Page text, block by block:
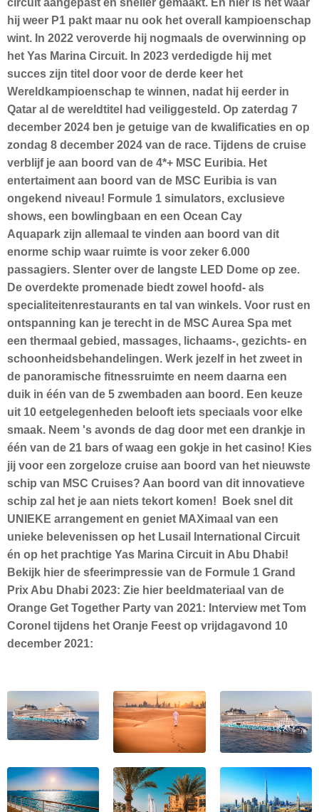
circuit aangepast en sneller gemaakt. En hier is het waar
hij weer P1 pakt maar nu ook het overall kampioenschap
wint. In 2022 veroverde hij nogmaals de overwinning op
het Yas Marina Circuit. In 2023 verdedigde hij met
succes zijn titel door voor de derde keer het
Wereldkampioenschap te winnen, nadat hij eerder in
Qatar al de wereldtitel had veiliggesteld. Op zaterdag 7
december 2024 ben je getuige van de kwalificaties en op
zondag 8 december 2024 van de race. Tijdens de cruise
verblijf je aan boord van de 4*+ MSC Euribia. Het
entertaiment aan boord van de MSC Euribia is van
ongekend niveau! Formule 1 simulators, exclusieve
shows, een bowlingbaan en een Ocean Cay
Aquapark zijn allemaal te vinden aan boord van dit
enorme schip waar ruimte is voor zeker 6.000
passagiers. Slenter over de langste LED Dome op zee.
De overdekte promenade biedt zowel hoofd- als
specialiteitenrestaurants en tal van winkels. Voor rust en
ontspanning kan je terecht in de MSC Aurea Spa met
een thermaal gebied, massages, lichaams-, gezichts- en
schoonheidsbehandelingen. Werk jezelf in het zweet in
de panoramische fitnessruimte en neem daarna een
duik in één van de 5 zwembaden aan boord. Een keuze
uit 10 eetgelegenheden belooft iets speciaals voor elke
smaak. Neem 's avonds de dag door met een drankje in
één van de 21 bars of waag een gokje in het casino! Kies
jij voor een zorgeloze cruise aan boord van het nieuwste
schip van MSC Cruises? Aan boord van dit innovatieve
schip zal het je aan niets tekort komen! Boek snel dit
UNIEKE arrangement en geniet MAXimaal van een
unieke belevenissen op het Lusail International Circuit
én op het prachtige Yas Marina Circuit in Abu Dhabi!
Bekijk hier de sfeerimpressie van de Formule 1 Grand
Prix Abu Dhabi 2023: Zie hier beeldmateriaal van de
Orange Get Together Party van 2021: Interview met Tom
Coronel tijdens het Oranje Feest op vrijdagavond 10
december 2021: